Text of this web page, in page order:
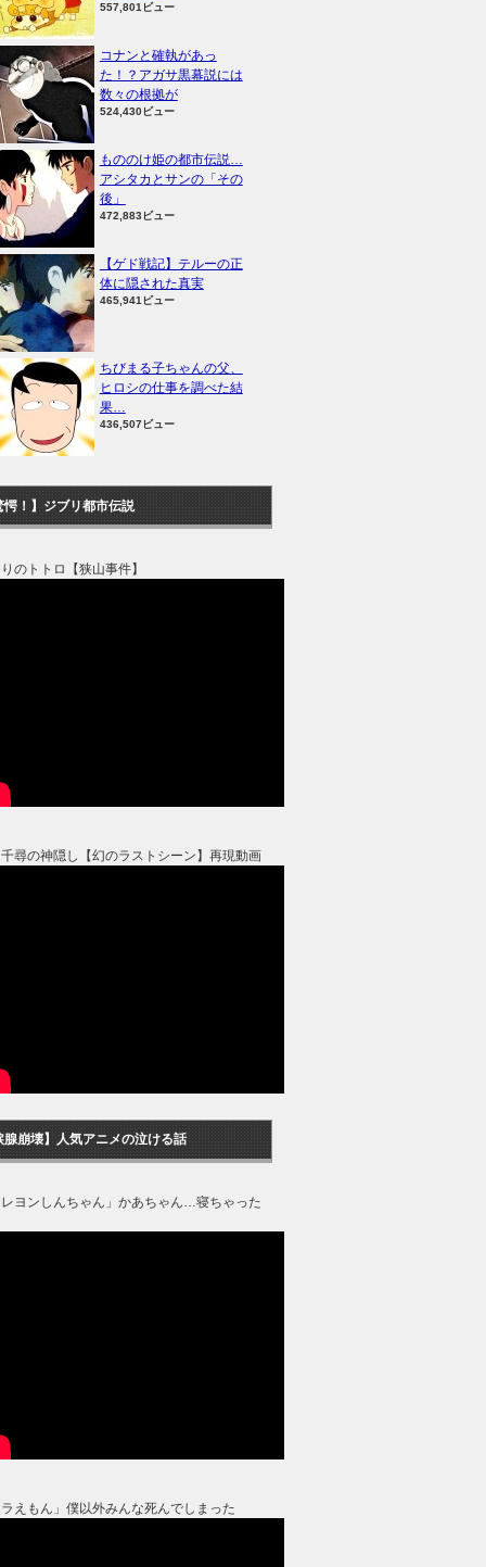
557,801ビュー
コナンと確執があっ
た！？アガサ黒幕説には
数々の根拠が
524,430ビュー
もののけ姫の都市伝説…
アシタカとサンの「その
後」
472,883ビュー
【ゲド戦記】テルーの正
体に隠された真実
465,941ビュー
ちびまる子ちゃんの父、
ヒロシの仕事を調べた結
果…
436,507ビュー
愕！】ジブリ都市伝説
のトトロ【狭山事件】
尋の神隠し【幻のラストシーン】再現動画
腺崩壊】人気アニメの泣ける話
ヨンしんちゃん」かあちゃん…寝ちゃった
えもん」僕以外みんな死んでしまった